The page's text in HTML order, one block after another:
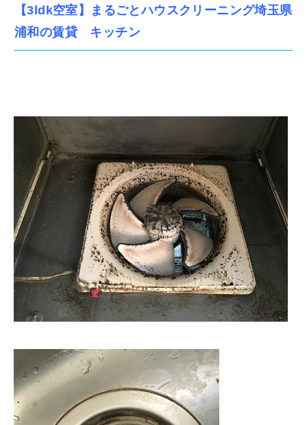
【3ldk空室】まるごとハウスクリーニング埼玉県
浦和の賃貸 キッチン